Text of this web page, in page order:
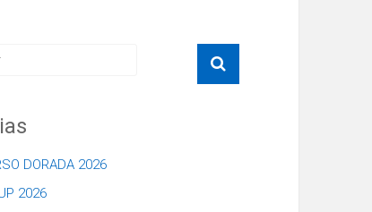
DORADA 2026
2026